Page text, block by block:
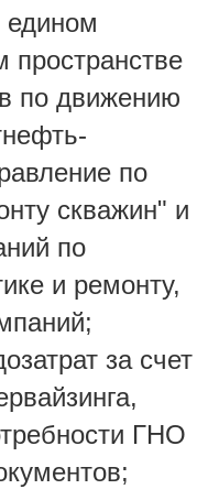
едином
по движению
по
скважин" и
по
и ремонту,
за счет
ГНО